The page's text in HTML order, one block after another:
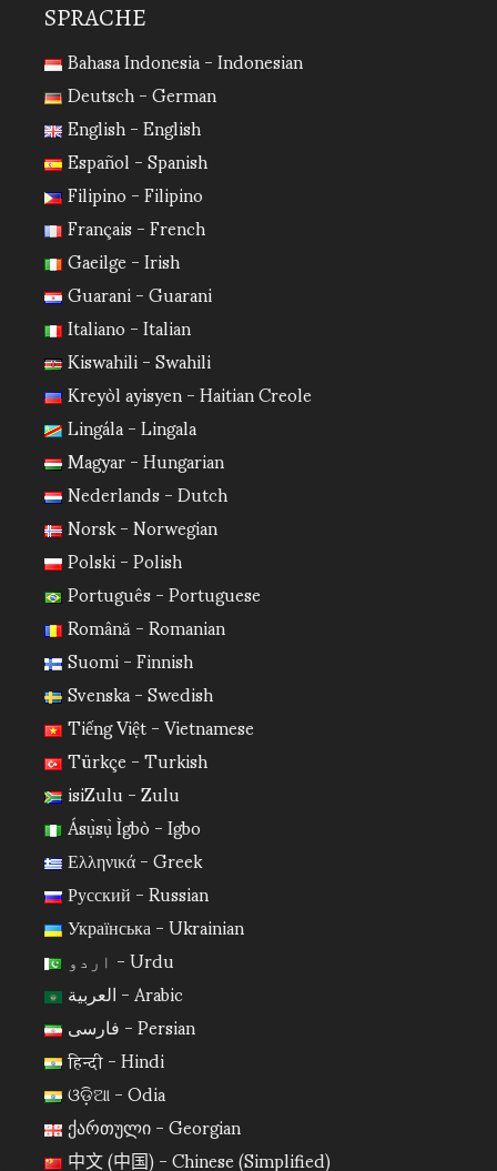
SPRACHE
Bahasa Indonesia - Indonesian
Deutsch - German
English - English
Español - Spanish
Filipino - Filipino
Français - French
Gaeilge - Irish
Guarani - Guarani
Italiano - Italian
Kiswahili - Swahili
Kreyòl ayisyen - Haitian Creole
Lingála - Lingala
Magyar - Hungarian
Nederlands - Dutch
Norsk - Norwegian
Polski - Polish
Português - Portuguese
Română - Romanian
Suomi - Finnish
Svenska - Swedish
Tiếng Việt - Vietnamese
Türkçe - Turkish
isiZulu - Zulu
Ásụ̀sụ̀ Ìgbò - Igbo
Ελληνικά - Greek
Русский - Russian
Українська - Ukrainian
اردو - Urdu
العربية - Arabic
فارسی - Persian
हिन्दी - Hindi
ଓଡ଼ିଆ - Odia
ქართული - Georgian
中文 (中国) - Chinese (Simplified)